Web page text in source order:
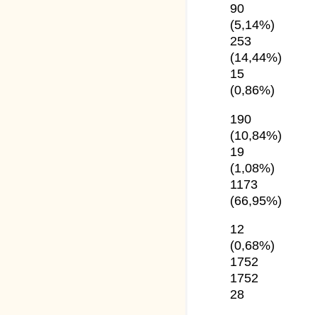
90
(5,14%)
253
(14,44%)
15
(0,86%)
190
(10,84%)
19
(1,08%)
1173
(66,95%)
12
(0,68%)
1752
1752
28